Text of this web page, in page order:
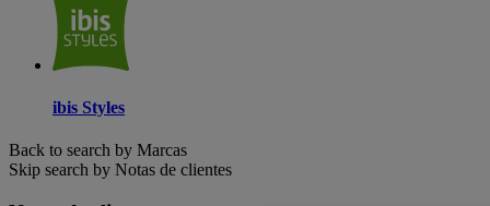
ibis Styles
Back to search by Marcas
Skip search by Notas de clientes